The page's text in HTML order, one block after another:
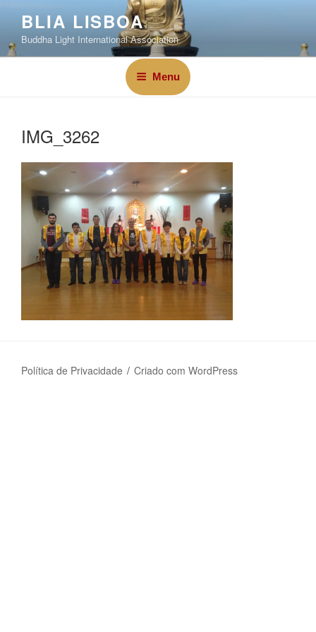
BLIA LISBOA
Buddha Light International Association
Menu
IMG_3262
Política de Privacidade Criado com WordPress